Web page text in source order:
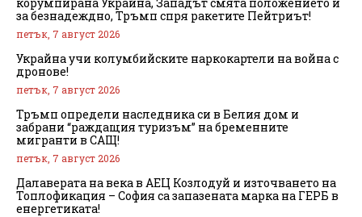
за безнадеждно, Тръмп спря ракетите Пейтриът!
петък, 7 август 2026
Украйна учи колумбийските наркокартели на война с
дронове!
петък, 7 август 2026
Тръмп определи наследника си в Белия дом и
забрани “раждащия туризъм” на бременните
мигранти в САЩ!
петък, 7 август 2026
Далаверата на века в АЕЦ Козлодуй и източването на
Топлофикация – София са запазената марка на ГЕРБ в
енергетиката!